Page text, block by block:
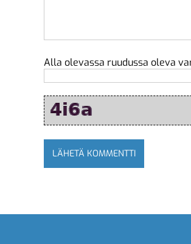
Alla olevassa ruudussa oleva